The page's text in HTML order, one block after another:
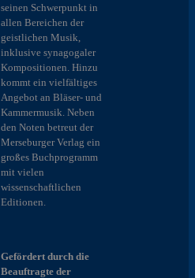
seinen Schwerpunkt in
allen Bereichen der
geistlichen Musik,
inklusive synagogaler
Kompositionen. Hinzu
kommt ein vielfältiges
Angebot an Bläser- und
Kammermusik. Neben
den Noten betreut der
Merseburger Verlag ein
großes Buchprogramm
mit vielen
wissenschaftlichen
Editionen.
Gefördert durch die
Beauftragte der